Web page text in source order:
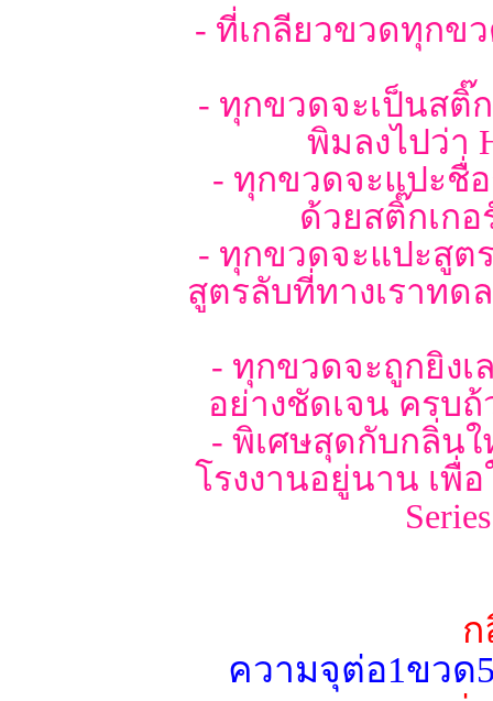
- ที่เกลียวขวดทุกข
- ทุกขวดจะเป็นสติ๊
พิมลงไปว่า
- ทุกขวดจะแปะชื่
ด้วยสติ๊กเก
- ทุกขวดจะแปะสูต
สูตรลับที่ทางเราทด
- ทุกขวดจะถูกยิง
อย่างชัดเจน ครบ
- พิเศษสุดกับกลิ่นใ
โรงงานอยู่นาน เพื่
ความจุต่อ1ขวด